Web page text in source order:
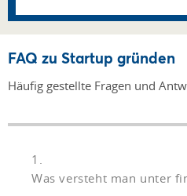
FAQ zu Startup gründen
Häufig gestellte Fragen und
1.
Was versteht man unter